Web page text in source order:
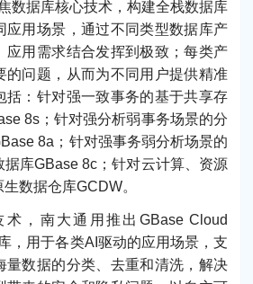
数据库核心技术，构建全栈数据库
应用场景，通过不同类型数据库产
应用需求结合发挥到极致；每类产
的问题，从而为不同用户提供精准
括：针对强一致事务的基于共享存
8s；针对强分析弱事务场景的分
8a；针对强事务弱分析场景的
据库GBase 8c；针对云计算、资源
数据仓库GCDW。
，南大通用推出GBase Cloud
，用于各类AI驱动的应用场景，支
量数据的分类、去重和清洗，解决